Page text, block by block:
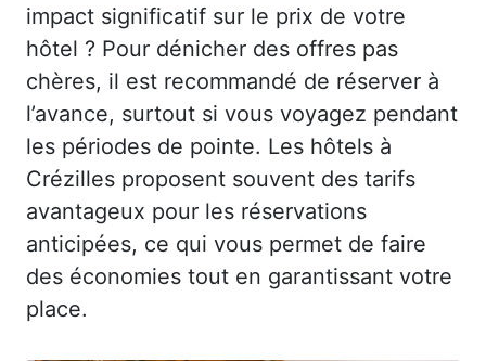
impact significatif sur le prix de votre
hôtel ? Pour dénicher des offres pas
chères, il est recommandé de réserver à
l’avance, surtout si vous voyagez pendant
les périodes de pointe. Les hôtels à
Crézilles proposent souvent des tarifs
avantageux pour les réservations
anticipées, ce qui vous permet de faire
des économies tout en garantissant votre
place.